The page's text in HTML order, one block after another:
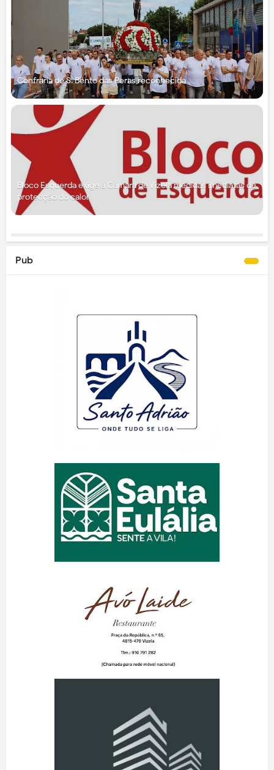
Confraria de S. Bento das Peras reconhecida
Bloco Esquerda exige à Câmara de Vizela medidas imediatas de
protecção do calor
Pub